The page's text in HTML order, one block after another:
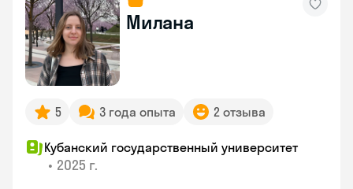
Милана
5 3 года опыта 2 отзыва
Кубанский государственный университет
• 2025 г.